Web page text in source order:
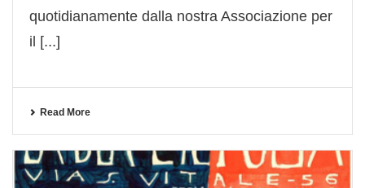
quotidianamente dalla nostra Associazione per
il [...]
Read More